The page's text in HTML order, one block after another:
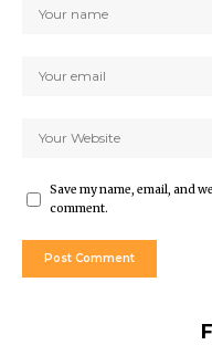
Save my name, email, and
comment.